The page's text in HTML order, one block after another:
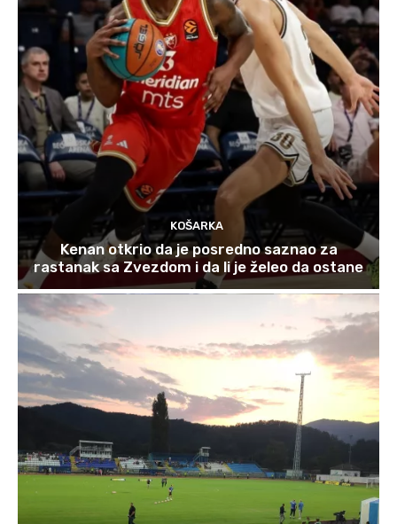
KOŠARKA
Kenan otkrio da je posredno saznao za
rastanak sa Zvezdom i da li je želeo da ostane